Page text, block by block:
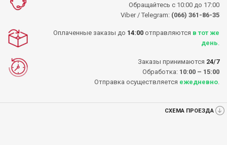
Обращайтесь с 10:00 до 17:00
Viber / Telegram: (066) 361-86-35
Оплаченные заказы до 14:00 отправляются в тот же
день
Заказы принимаются 24/7
Обработка: 10:00 – 15:00
Отправка осуществляется ежедневно
СХЕМА ПРОЕЗДА